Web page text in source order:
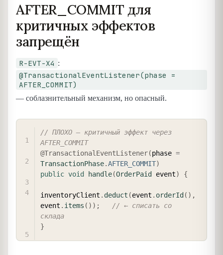
AFTER_COMMIT для
критичных эффектов
запрещён
R-EVT-X4 :
@TransactionalEventListener(phase =
AFTER_COMMIT)
— соблазнительный механизм, но опасный.
// ПЛОХО — критичный эффект через
AFTER_COMMIT
@TransactionalEventListener(phase =
TransactionPhase.AFTER_COMMIT)
public void handle(OrderPaid event) {
inventoryClient . deduct (event . orderId ( ) ,
event . items ( ) ) ;
// ← списать со
склада
}